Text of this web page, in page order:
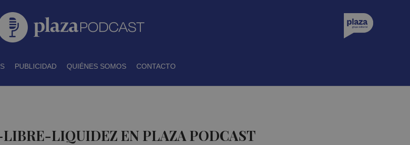
PUBLICIDAD QUIÉNES SOMOS CONTACTO
LIQUIDEZ EN PLAZA PODCAST